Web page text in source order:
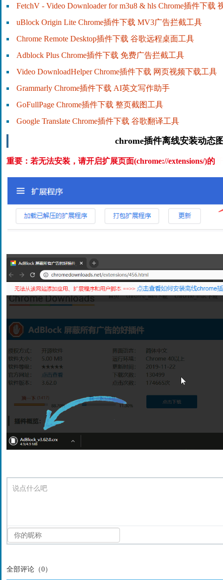
FetchV - Video Downloader for m3u8 & hls Chrome插件下载
uBlock Origin Lite Chrome插件下载 MV3广告拦截工具
Chrome Remote Desktop插件下载 谷歌远程桌面工具
Adblock Plus Chrome插件下载 免费广告拦截工具
Video DownloadHelper Chrome插件下载 网页视频下载工具
Grammarly Chrome插件下载 AI英文写作助手
GoFullPage Chrome插件下载 整页截图工具
Google Translate Chrome插件下载 谷歌翻译工具
chrome插件离线安装动态
重要：若无法安装，请开启扩展页面(chrome://extensions/)的
说点什么吧
全部评论（0）